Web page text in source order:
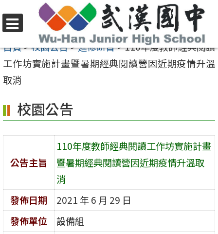
至
要
內
區
選
單
首頁>校園公告>進修研習>110年度教師經典閱讀
工作坊實施計畫暨暑期經典閱讀營因近期疫情升溫
取消
校園公告
公告主旨
110年度教師經典閱讀工作坊實施計畫
暨暑期經典閱讀營因近期疫情升溫取
消
發佈日期
2021 年 6 月 29 日
發佈單位
設備組